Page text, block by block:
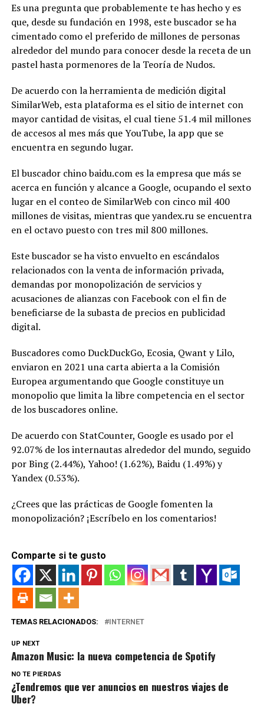
Es una pregunta que probablemente te has hecho y es
que, desde su fundación en 1998, este buscador se ha
cimentado como el preferido de millones de personas
alrededor del mundo para conocer desde la receta de un
pastel hasta pormenores de la Teoría de Nudos.
De acuerdo con la herramienta de medición digital
SimilarWeb, esta plataforma es el sitio de internet con
mayor cantidad de visitas, el cual tiene 51.4 mil millones
de accesos al mes más que YouTube, la app que se
encuentra en segundo lugar.
El buscador chino baidu.com es la empresa que más se
acerca en función y alcance a Google, ocupando el sexto
lugar en el conteo de SimilarWeb con cinco mil 400
millones de visitas, mientras que yandex.ru se encuentra
en el octavo puesto con tres mil 800 millones.
Este buscador se ha visto envuelto en escándalos
relacionados con la venta de información privada,
demandas por monopolización de servicios y
acusaciones de alianzas con Facebook con el fin de
beneficiarse de la subasta de precios en publicidad
digital.
Buscadores como DuckDuckGo, Ecosia, Qwant y Lilo,
enviaron en 2021 una carta abierta a la Comisión
Europea argumentando que Google constituye un
monopolio que limita la libre competencia en el sector
de los buscadores online.
De acuerdo con StatCounter, Google es usado por el
92.07% de los internautas alrededor del mundo, seguido
por Bing (2.44%), Yahoo! (1.62%), Baidu (1.49%) y
Yandex (0.53%).
¿Crees que las prácticas de Google fomenten la
monopolización? ¡Escríbelo en los comentarios!
Comparte si te gusto
TEMAS RELACIONADOS: INTERNET
UP NEXT
Amazon Music: la nueva competencia de Spotify
NO TE PIERDAS
¿Tendremos que ver anuncios en nuestros viajes de
Uber?